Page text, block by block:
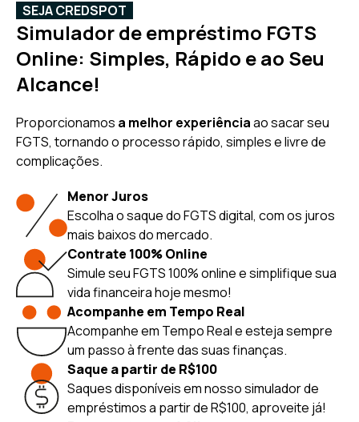
SEJA CREDSPOT
Simulador de empréstimo FGTS
Online: Simples, Rápido e ao Seu
Alcance!
Proporcionamos a melhor experiênciaao sacar seu
FGTS, tornando o processo rápido, simples e livre de
complicações.
Menor Juros
Escolha o saque do FGTS digital, com os juros
mais baixos do mercado.
Contrate 100% Online
Simule seu FGTS 100% online e simplifique sua
vida financeira hoje mesmo!
Acompanhe em Tempo Real
Acompanhe em Tempo Real e esteja sempre
um passo à frente das suas finanças.
Saque a partir de R$100
Saques disponíveis em nosso simulador de
empréstimos a partir de R$100, aproveite já!